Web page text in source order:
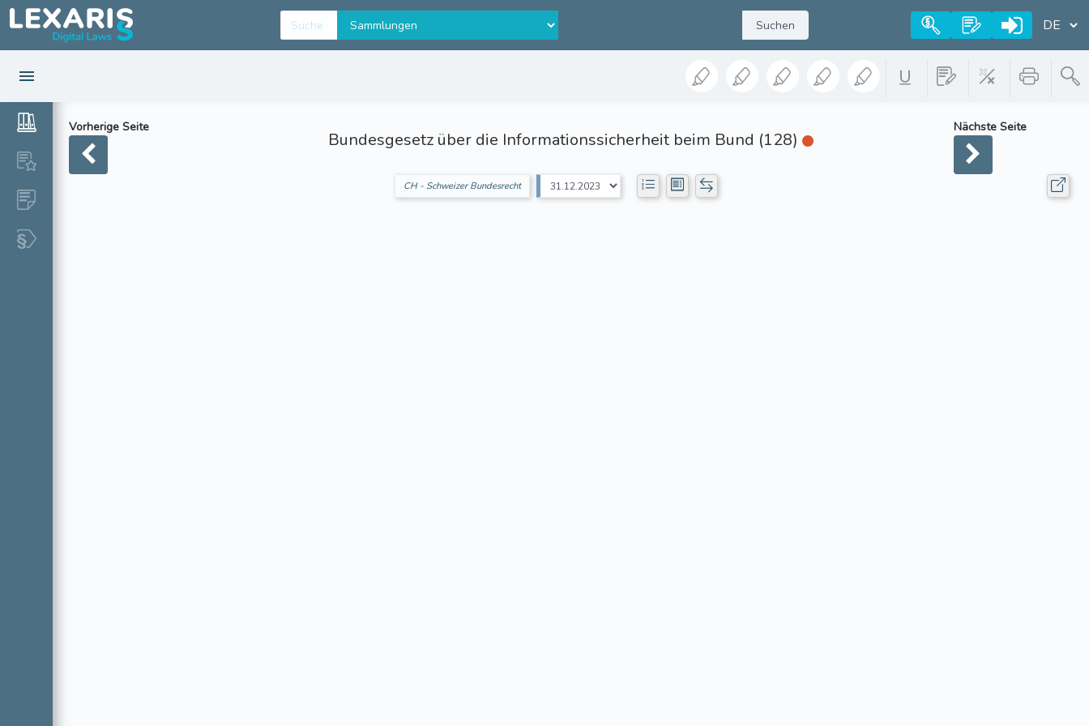
Suchen
Vorherige Seite
Bundesgesetz über die Informationssicherheit beim Bund (128)
Nächste Seite
CH - Schweizer Bundesrecht